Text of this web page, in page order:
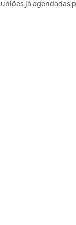
já agendadas